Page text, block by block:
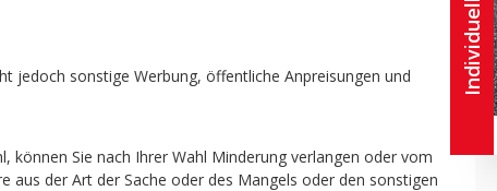
jedoch sonstige Werbung, öffentliche Anpreisungen und
können Sie nach Ihrer Wahl Minderung verlangen oder vom
aus der Art der Sache oder des Mangels oder den sonstigen